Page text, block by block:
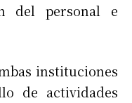
del personal e
instituciones
de actividades